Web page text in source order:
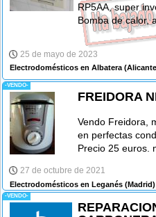
RP5AA, super
Bomba de calor,
25 de mayo de 2023
Electrodomésticos en Albatera
-VENDO-
FREIDORA
Vendo Freidora,
en perfectas
Precio 25 euros.
27 de octubre de 2021
Electrodomésticos en Leganés (Madrid)
-VENDO-